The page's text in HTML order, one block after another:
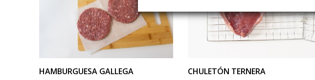
HAMBURGUESA GALLEGA CHULETÓN TERNERA